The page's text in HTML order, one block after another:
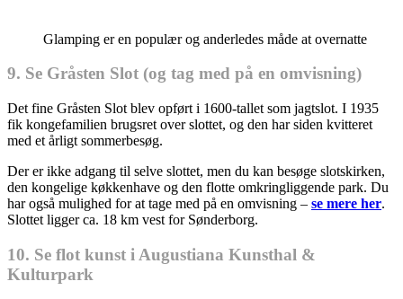
Glamping er en populær og anderledes måde at overnatte
9. Se Gråsten Slot (og tag med på en omvisning)
Det fine Gråsten Slot blev opført i 1600-tallet som jagtslot. I 1935
fik kongefamilien brugsret over slottet, og den har siden kvitteret
med et årligt sommerbesøg.
Der er ikke adgang til selve slottet, men du kan besøge slotskirken,
den kongelige køkkenhave og den flotte omkringliggende park. Du
har også mulighed for at tage med på en omvisning – se mere her.
Slottet ligger ca. 18 km vest for Sønderborg.
10. Se flot kunst i Augustiana Kunsthal &
Kulturpark